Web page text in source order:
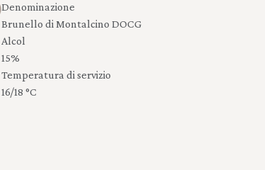
Denominazione
Brunello di Montalcino DOCG
Alcol
15%
Temperatura di servizio
16/18 °C